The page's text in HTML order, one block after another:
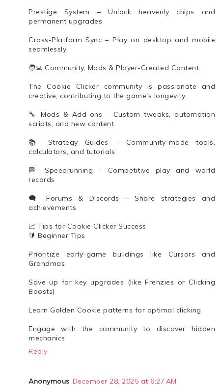
Prestige System – Unlock heavenly chips and
permanent upgrades
Cross-Platform Sync – Play on desktop and mobile
seamlessly
🧑‍💻 Community, Mods & Player-Created Content
The Cookie Clicker community is passionate and
creative, contributing to the game's longevity:
🔧 Mods & Add-ons – Custom tweaks, automation
scripts, and new content
📚 Strategy Guides – Community-made tools,
calculators, and tutorials
🏁 Speedrunning – Competitive play and world
records
🗨️ Forums & Discords – Share strategies and
achievements
📈 Tips for Cookie Clicker Success
🔰 Beginner Tips
Prioritize early-game buildings like Cursors and
Grandmas
Save up for key upgrades (like Frenzies or Clicking
Boosts)
Learn Golden Cookie patterns for optimal clicking
Engage with the community to discover hidden
mechanics
Reply
Anonymous December 28, 2025 at 6:27 AM